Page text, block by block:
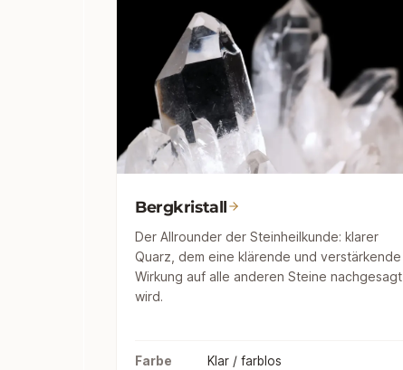
Bergkristall
Der Allrounder der Steinheilkunde: klarer
Quarz, dem eine klärende und verstärkende
Wirkung auf alle anderen Steine nachgesagt
wird.
Farbe
Klar / farblos